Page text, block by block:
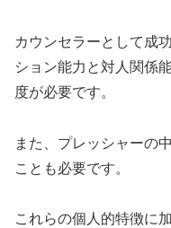
カウンセラーとして成
ション能力と対人関係
度が必要です。
また、プレッシャーの
ことも必要です。
これらの個人的特徴に